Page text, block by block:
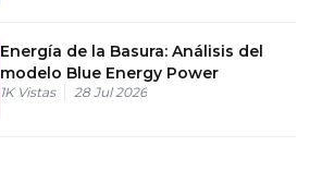
Energía de la Basura: Análisis del
modelo Blue Energy Power
1K Vistas 28 Jul 2026